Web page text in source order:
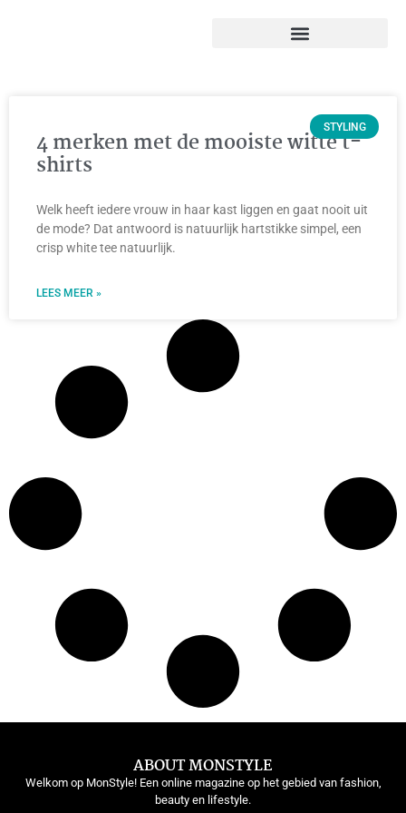
STYLING
4 merken met de mooiste witte t-
shirts
Welk heeft iedere vrouw in haar kast liggen en gaat nooit uit
de mode? Dat antwoord is natuurlijk hartstikke simpel, een
crisp white tee natuurlijk.
LEES MEER »
ABOUT MONSTYLE
Welkom op MonStyle! Een online magazine op het gebied van fashion,
beauty en lifestyle.